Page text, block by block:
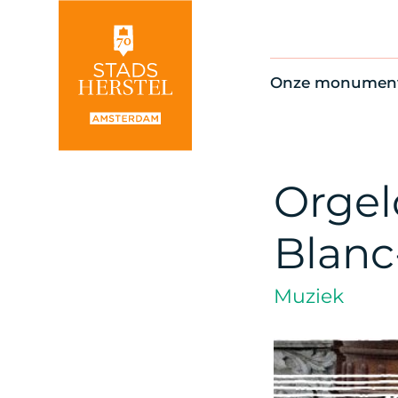
Onze
Thema’s
Muziek